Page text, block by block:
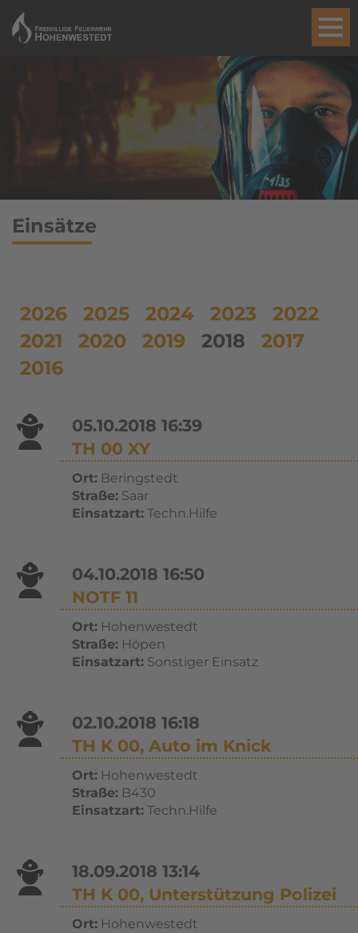
Einsätze
2026 2025 2024 2023
2022
2021
2020 2019 2018
2017
2016
05.10.2018 16:39
TH 00 XY
Ort:Beringstedt
Straße:Saar
Einsatzart:Techn.Hilfe
04.10.2018 16:50
NOTF 11
Ort:Hohenwestedt
Straße:Höpen
Einsatzart:Sonstiger Einsatz
02.10.2018 16:18
TH K 00, Auto im Knick
Ort:Hohenwestedt
Straße:B430
Einsatzart:Techn.Hilfe
18.09.2018 13:14
TH K 00, Unterstützung Polizei
Ort:Hohenwestedt